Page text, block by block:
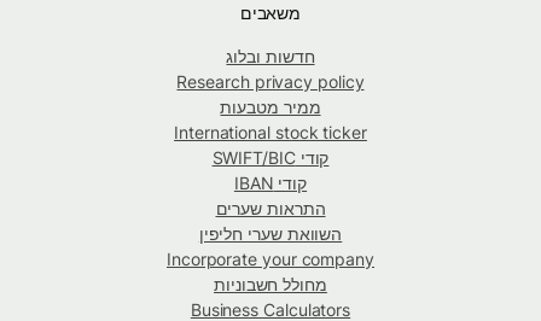
משאבים
חדשות ובלוג
Research privacy policy
ממיר מטבעות
International stock ticker
קודי SWIFT/BIC
קודי IBAN
התראות שערים
השוואת שערי חליפין
Incorporate your company
מחולל חשבוניות
Business Calculators